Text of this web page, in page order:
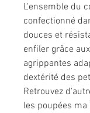
L'ensemble du
confectionné
douces et
enfiler grâce
agrippantes
dextérité des
Retrouvez
les poupées